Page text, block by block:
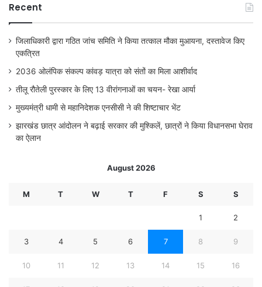
Recent
जिलाधिकारी द्वारा गठित जांच समिति ने किया तत्काल मौका मुआयना, दस्तावेज किए
एकत्रित
2036 ओलंपिक संकल्प कांवड़ यात्रा को संतों का मिला आशीर्वाद
तीलू रौतेली पुरस्कार के लिए 13 वीरांगनाओं का चयन- रेखा आर्या
मुख्यमंत्री धामी से महानिदेशक एनसीसी ने की शिष्टाचार भेंट
झारखंड छात्र आंदोलन ने बढ़ाई सरकार की मुश्किलें, छात्रों ने किया विधानसभा घेराव
का ऐलान
August 2026
M T W T F S S
1 2
3 4 5 6 7 8 9
10 11 12 13 14 15 16